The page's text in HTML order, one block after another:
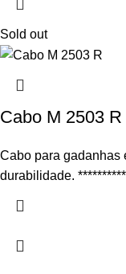
Sold out
Cabo M 2503 R
Cabo para gadanhas
durabilidade.